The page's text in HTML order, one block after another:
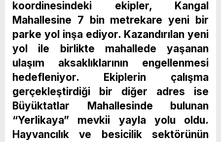
koordinesindeki ekipler, Kangal
Mahallesine 7 bin metrekare yeni bir
parke yol inşa ediyor. Kazandırılan yeni
yol ile birlikte mahallede yaşanan
ulaşım aksaklıklarının engellenmesi
hedefleniyor. Ekiplerin çalışma
gerçekleştirdiği bir diğer adres ise
Büyüktatlar Mahallesinde bulunan
“Yerlikaya” mevkii yayla yolu oldu.
Hayvancılık ve besicilik sektörünün